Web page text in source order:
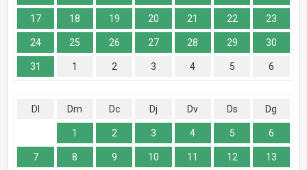
17 18 19 20 21 22 23
24 25 26 27 28 29 30
31 1 2 3 4 5 6
Dl Dm Dc Dj Dv Ds Dg
1 2 3 4 5 6
7 8 9 10 11 12 13